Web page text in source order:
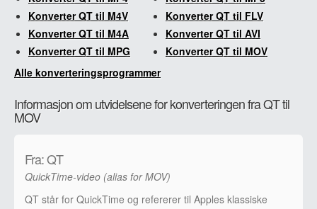
Konverter QT til M4V
Konverter QT til FLV
Konverter QT til M4A
Konverter QT til AVI
Konverter QT til MPG
Konverter QT til MOV
Alle konverteringsprogrammer
Informasjon om utvidelsene for konverteringen fra QT til
MOV
Fra: QT
QuickTime-video (alias for MOV)
QT står for QuickTime og refererer til Apples klassiske